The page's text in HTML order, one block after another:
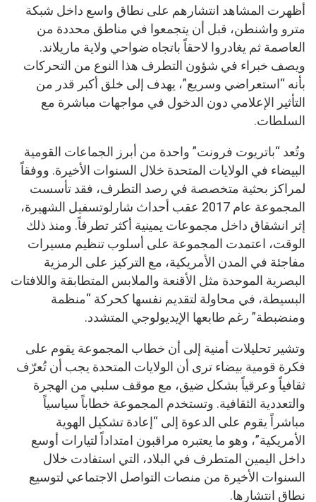
أظهرت المشاهد انتشارهم على نطاق واسع داخل شبكة
مترو واشنطن، قبل أن يتجمعوا في مناطق محددة من
العاصمة ثم يغادروا لاحقاً باتجاه ضواحي ولاية ماريلاند.
ويصف خبراء في شؤون التطرف هذا النوع من التحركات
بأنه “استعراضي وسريع”، يهدف إلى خلق أكبر قدر من
التأثير الإعلامي دون الدخول في مواجهات مباشرة مع
السلطات.
وتُعد “باتريوت فرونت” واحدة من أبرز الجماعات القومية
البيضاء في الولايات المتحدة خلال السنوات الأخيرة. ووفقاً
لمراكز بحثية متخصصة في رصد التطرف، فقد تأسست
المجموعة عام 2017 عقب أحداث شارلوتسفيل الشهيرة،
إثر انشقاق داخل مجموعات يمينية أكثر تطرفاً. ومنذ ذلك
الوقت، اعتمدت المجموعة على أسلوب تنظيم مسيرات
مفاجئة في المدن الأمريكية، مع التركيز على الرمزية
البصرية الموحدة مثل الأقنعة والملابس المتطابقة واللافتات
البسيطة، في محاولة لتقديم نفسها كحركة “منظمة
ومنضبطة” رغم طابعها الإيديولوجي المتشدد.
وتشير تحليلات أمنية إلى أن خطاب المجموعة يقوم على
فكرة قومية بيضاء ترى أن الولايات المتحدة يجب أن تُعرّف
ثقافياً وعرقياً بشكل ضيق، مع موقف سلبي من الهجرة
والتعددية الثقافية. وتستخدم المجموعة خطاباً سياسياً
مباشراً يقوم على الدعوة إلى “إعادة تشكيل الهوية
الأمريكية”، وهو ما يعتبره مراقبون امتداداً لتيارات أوسع
داخل اليمين المتطرف في البلاد، التي استفادت خلال
السنوات الأخيرة من منصات التواصل الاجتماعي لتوسيع
نطاق انتشارها.